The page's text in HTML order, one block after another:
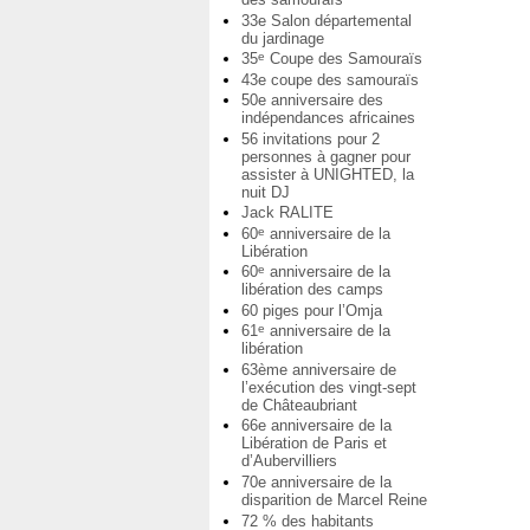
33e Salon départemental
du jardinage
35e Coupe des Samouraïs
43e coupe des samouraïs
50e anniversaire des
indépendances africaines
56 invitations pour 2
personnes à gagner pour
assister à UNIGHTED, la
nuit DJ
Jack RALITE
60e anniversaire de la
Libération
60e anniversaire de la
libération des camps
60 piges pour l’Omja
61e anniversaire de la
libération
63ème anniversaire de
l’exécution des vingt-sept
de Châteaubriant
66e anniversaire de la
Libération de Paris et
d’Aubervilliers
70e anniversaire de la
disparition de Marcel Reine
72 % des habitants